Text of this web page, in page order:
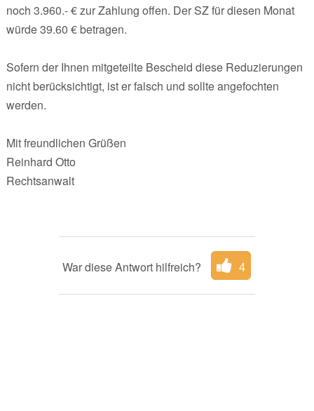
noch 3.960.- € zur Zahlung offen. Der SZ für diesen Monat
würde 39.60 € betragen.
Sofern der Ihnen mitgeteilte Bescheid diese Reduzierungen
nicht berücksichtigt, ist er falsch und sollte angefochten
werden.
Mit freundlichen Grüßen
Reinhard Otto
Rechtsanwalt
War diese Antwort hilfreich? 4